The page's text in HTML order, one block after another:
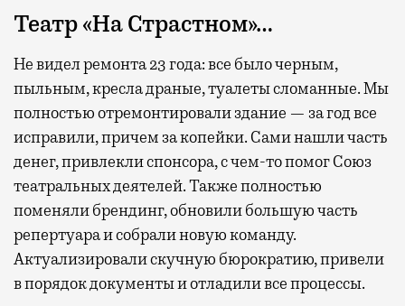
Театр «На Страстном»…
Не видел ремонта 23 года: все было черным,
пыльным, кресла драные, туалеты сломанные. Мы
полностью отремонтировали здание — за год все
исправили, причем за копейки. Сами нашли часть
денег, привлекли спонсора, с чем-то помог Союз
театральных деятелей. Также полностью
поменяли брендинг, обновили большую часть
репертуара и собрали новую команду.
Актуализировали скучную бюрократию, привели
в порядок документы и отладили все процессы.